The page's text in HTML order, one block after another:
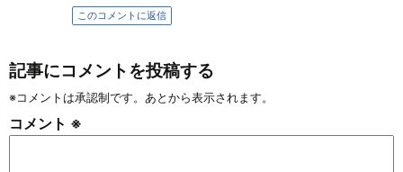
このコメントに返信
記事にコメントを投稿する
※コメントは承認制です。あとから表示されます。
コメント ※